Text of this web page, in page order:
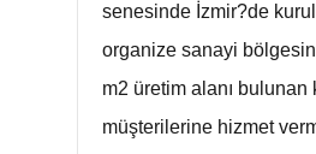
senesinde İzmir?de
organize sanayi
m2 üretim alanı bulunan
müşterilerine hizmet